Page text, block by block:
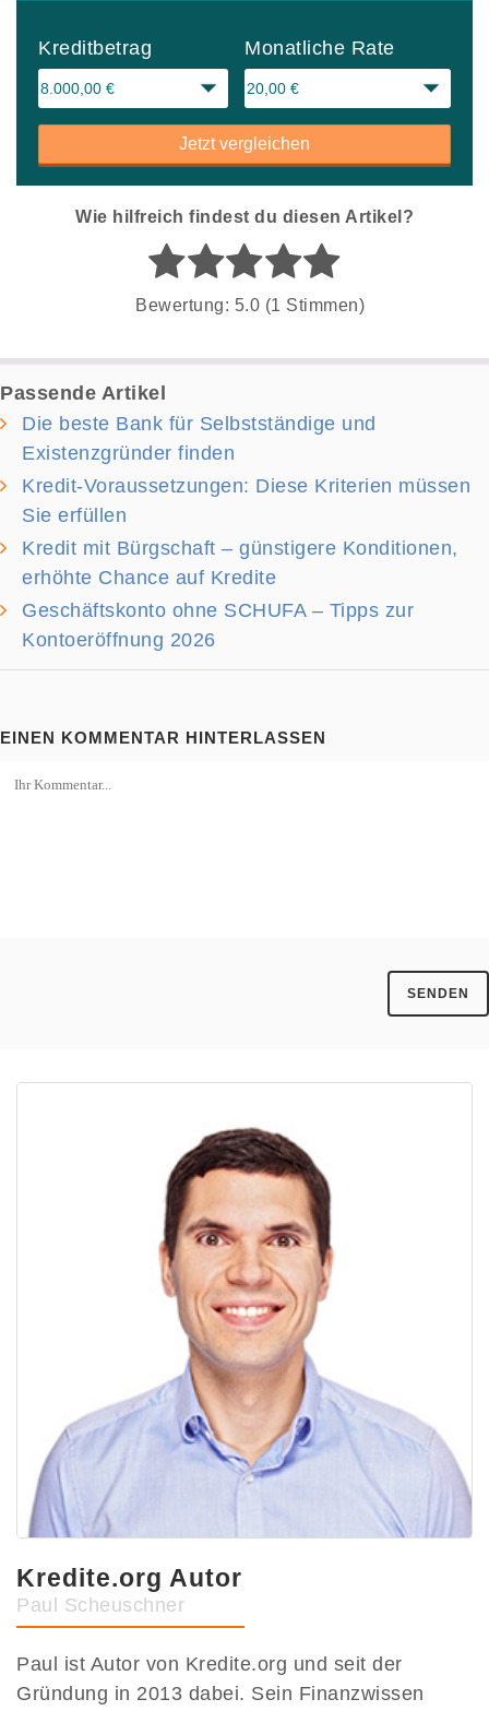
Kreditbetrag Monatliche Rate
Jetzt vergleichen
Wie hilfreich findest du diesen Artikel?
Bewertung: 5.0 (1 Stimmen)
Passende Artikel
Die beste Bank für Selbstständige und
Existenzgründer finden
Kredit-Voraussetzungen: Diese Kriterien müssen
Sie erfüllen
Kredit mit Bürgschaft – günstigere Konditionen,
erhöhte Chance auf Kredite
Geschäftskonto ohne SCHUFA – Tipps zur
Kontoeröffnung 2026
EINEN KOMMENTAR HINTERLASSEN
Kredite.org Autor
Paul Scheuschner
Paul ist Autor von Kredite.org und seit der
Gründung in 2013 dabei. Sein Finanzwissen